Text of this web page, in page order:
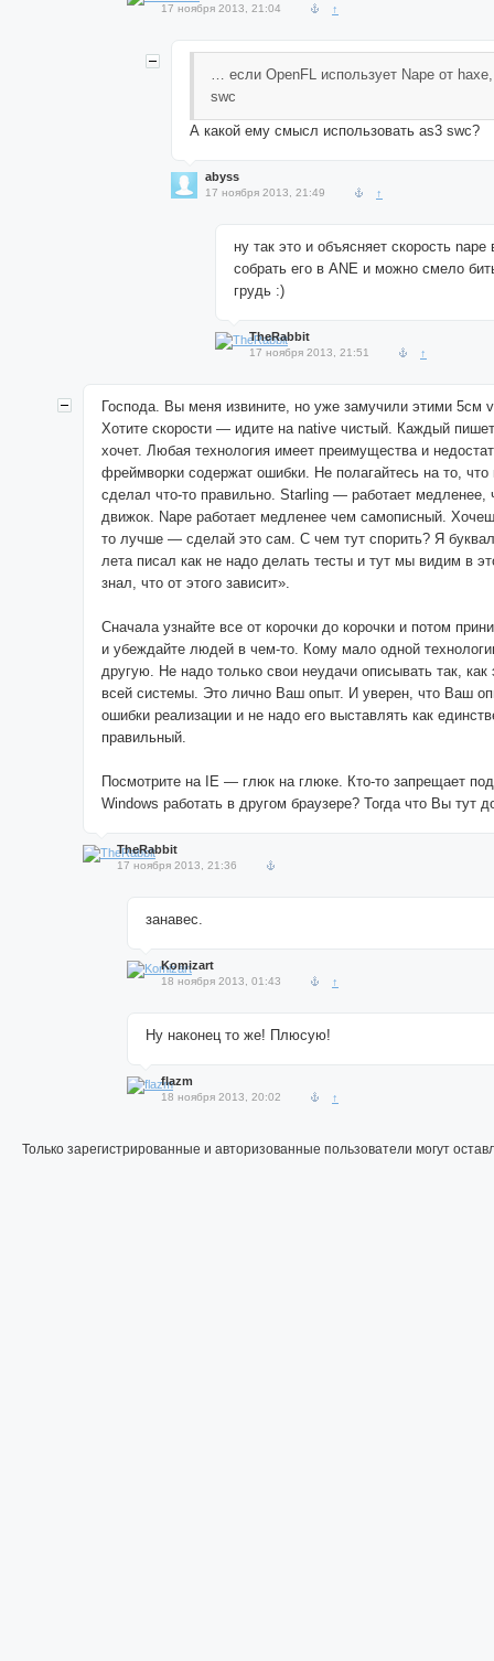
17 ноября 2013, 21:04 ↑
… если OpenFL использует Nape от
swc
А какой ему смысл использовать as3 swc?
abyss
17 ноября 2013, 21:49 ↑
ну так это и объясняет скорость
собрать его в ANE и можно смело
грудь :)
TheRabbit
17 ноября 2013, 21:51 ↑
Господа. Вы меня извините, но уже замучили этими 5см
Хотите скорости — идите на native чистый. Каждый
хочет. Любая технология имеет преимущества и
фреймворки содержат ошибки. Не полагайтесь на то, что
сделал что-то правильно. Starling — работает медленее,
движок. Nape работает медленее чем самописный.
то лучше — сделай это сам. С чем тут спорить? Я
лета писал как не надо делать тесты и тут мы видим в
знал, что от этого зависит».
Сначала узнайте все от корочки до корочки и потом
и убеждайте людей в чем-то. Кому мало одной
другую. Не надо только свои неудачи описывать так, как
всей системы. Это лично Ваш опыт. И уверен, что Ваш
ошибки реализации и не надо его выставлять как
правильный.
Посмотрите на IE — глюк на глюке. Кто-то запрещает
Windows работать в другом браузере? Тогда что Вы тут
TheRabbit
17 ноября 2013, 21:36
занавес.
Komizart
18 ноября 2013, 01:43 ↑
Ну наконец то же! Плюсую!
flazm
18 ноября 2013, 20:02 ↑
Только зарегистрированные и авторизованные пользователи могут